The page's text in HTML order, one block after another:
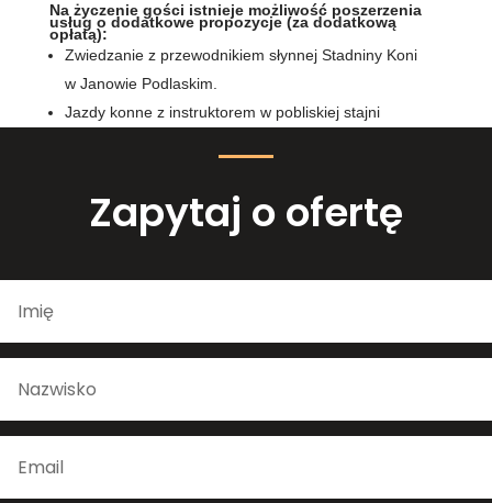
Na życzenie gości istnieje możliwość poszerzenia
usług o dodatkowe propozycje (za dodatkową
opłatą):
Zwiedzanie z przewodnikiem słynnej Stadniny Koni
w Janowie Podlaskim.
Jazdy konne z instruktorem w pobliskiej stajni
Zapytaj o ofertę